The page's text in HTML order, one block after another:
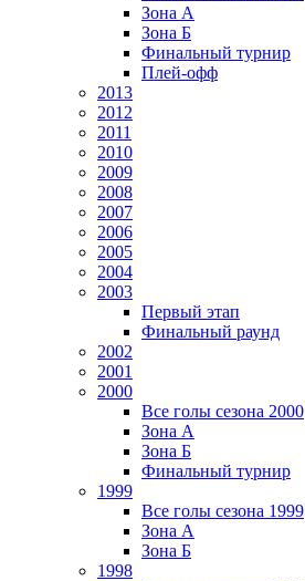
Зона А
Зона Б
Финальный турнир
Плей-офф
2013
2012
2011
2010
2009
2008
2007
2006
2005
2004
2003
Первый этап
Финальный раунд
2002
2001
2000
Все голы сезона 2000
Зона А
Зона Б
Финальный турнир
1999
Все голы сезона 1999
Зона А
Зона Б
1998